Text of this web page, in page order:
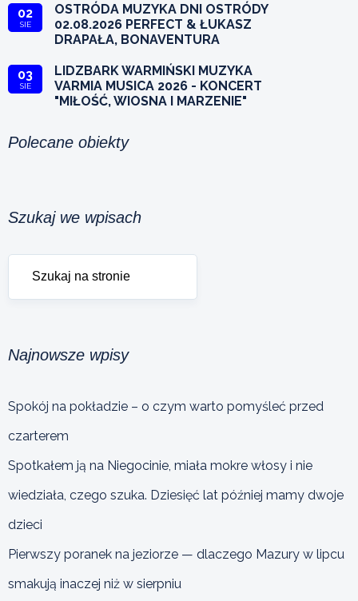
02
SIE
OSTRÓDA MUZYKA DNI OSTRÓDY
02.08.2026 PERFECT & ŁUKASZ
DRAPAŁA, BONAVENTURA
03
SIE
LIDZBARK WARMIŃSKI MUZYKA
VARMIA MUSICA 2026 - KONCERT
"MIŁOŚĆ, WIOSNA I MARZENIE"
Polecane obiekty
Szukaj we wpisach
Najnowsze wpisy
Spokój na pokładzie – o czym warto pomyśleć przed
czarterem
Spotkałem ją na Niegocinie, miała mokre włosy i nie
wiedziała, czego szuka. Dziesięć lat później mamy dwoje
dzieci
Pierwszy poranek na jeziorze — dlaczego Mazury w lipcu
smakują inaczej niż w sierpniu